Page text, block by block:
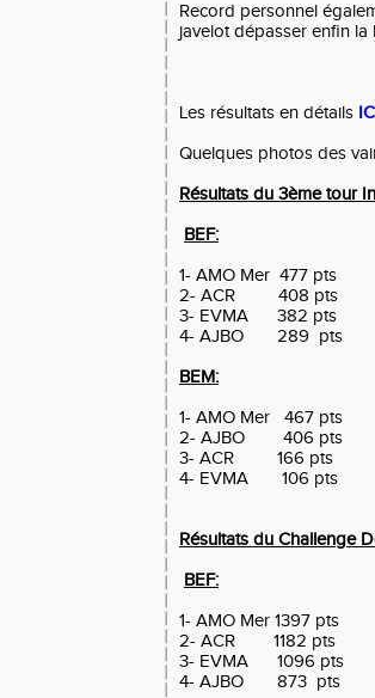
Record personnel
javelot dépasser enfin la
Les résultats en détails
Quelques photos des
Résultats du 3ème tour
BEF:
1- AMO Mer 477 pts
2- ACR 408 pts
3- EVMA 382 pts
4- AJBO 289 pts
BEM:
1- AMO Mer 467 pts
2- AJBO 406 pts
3- ACR 166 pts
4- EVMA 106 pts
Résultats du Challenge
BEF:
1- AMO Mer 1397 pts
2- ACR 1182 pts
3- EVMA 1096 pts
4- AJBO 873 pts